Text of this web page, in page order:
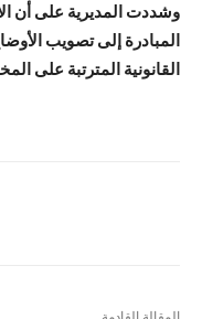
وشددت المديرية على أن
المبادرة إلى تصويب
القانونية المترتبة على